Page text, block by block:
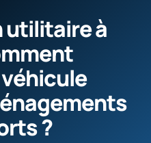
utilitaire à
?